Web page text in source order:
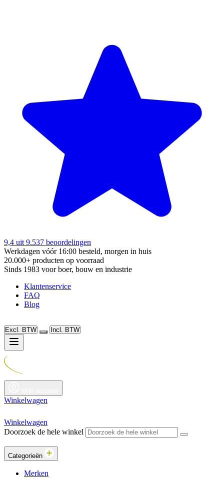
9,4 uit 9.537 beoordelingen
Werkdagen vóór 16:00 besteld, morgen in huis
20.000+ producten op voorraad
Sinds 1983 voor boer, bouw en industrie
Klantenservice
FAQ
Blog
Excl. BTW Incl. BTW
Winkelwagen
Winkelwagen
Doorzoek de hele winkel
Categorieën
Merken